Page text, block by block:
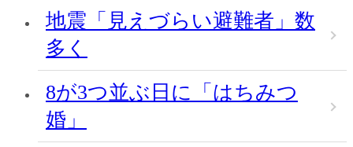
地震「見えづらい避難者」数
多く
8が3つ並ぶ日に「はちみつ
婚」